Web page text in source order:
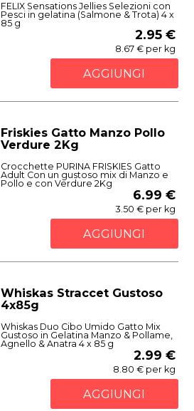
FELIX Sensations Jellies Selezioni con
Pesci in gelatina (Salmone & Trota) 4 x
85 g
2.95 €
8.67 € per kg
AGGIUNGI
Friskies Gatto Manzo Pollo
Verdure 2Kg
Crocchette PURINA FRISKIES Gatto
Adult Con un gustoso mix di Manzo e
Pollo e con Verdure 2Kg
6.99 €
3.50 € per kg
AGGIUNGI
Whiskas Straccet Gustoso
4x85g
Whiskas Duo Cibo Umido Gatto Mix
Gustoso in Gelatina Manzo & Pollame,
Agnello & Anatra 4 x 85 g
2.99 €
8.80 € per kg
AGGIUNGI